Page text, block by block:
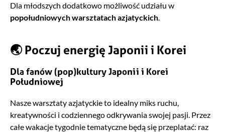
Dla młodszych dodatkowo możliwość udziału w
popołudniowych warsztatach azjatyckich.
🌏 Poczuj energię Japonii i Korei
Dla fanów (pop)kultury Japonii i Korei
Południowej
Nasze warsztaty azjatyckie to idealny miks ruchu,
kreatywności i codziennego odkrywania swojej pasji. Przez
całe wakacje tygodnie tematyczne będą się przeplatać: raz